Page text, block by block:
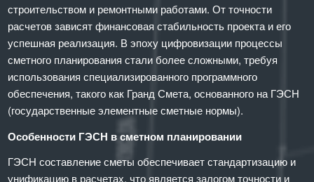
строительством и ремонтными работами. От точности
расчетов зависят финансовая стабильность проекта и его
успешная реализация. В эпоху цифровизации процессы
сметного планирования стали более сложными, требуя
использования специализированного программного
обеспечения, такого как Гранд Смета, основанного на ГЭСН
(государственные элементные сметные нормы).
Особенности ГЭСН в сметном планировании
ГЭСН составление сметы обеспечивает стандартизацию и
унификацию в расчетах, что является залогом точности и